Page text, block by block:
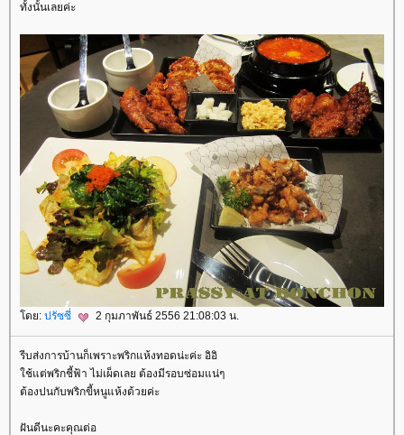
ทั้งนั้นเลยค่ะ
ดย: ปรัซซี่ 2 กุมภาพันธ์ 2556 21:08:03 น.
รีบส่งการบ้านก็เพราะพริกแห้งทอดน่ะค่ะ อิอิ
ช้แต่พริกชี้ฟ้า ไม่เผ็ดเลย ต้องมีรอบซ่อมแน่ๆ
ต้องปนกับพริกขี้หนูแห้งด้วยค่ะ
ฝันดีนะคะคุณต่อ